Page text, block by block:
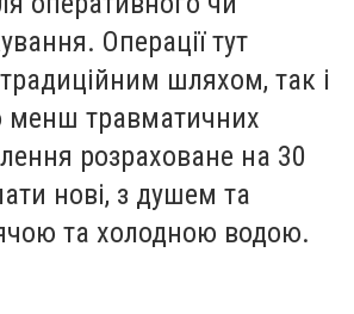
Операції тут
шляхом, так і
менш травматичних
розраховане на 30
нові, з душем та
та холодною водою.